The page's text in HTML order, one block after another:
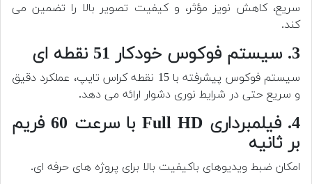
سریع، کاهش نویز مؤثر، و کیفیت تصویر بالا را تضمین می
کند.
3. سیستم فوکوس خودکار 51 نقطه ای
سیستم فوکوس پیشرفته با 15 نقطه کراس تایپ، عملکرد دقیق
و سریع حتی در شرایط نوری دشوار ارائه می دهد.
4. فیلمبرداری Full HD با سرعت 60 فریم
بر ثانیه
امکان ضبط ویدیوهای باکیفیت بالا برای پروژه های حرفه ای.